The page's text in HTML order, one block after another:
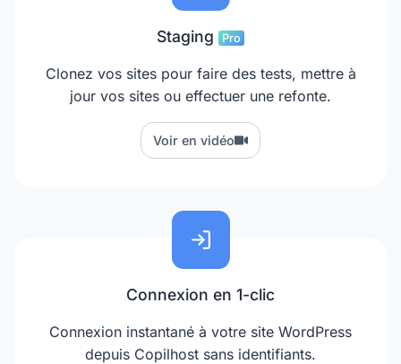
Staging Pro
Clonez vos sites pour faire des tests, mettre à
jour vos sites ou effectuer une refonte.
Voir en vidéo
Connexion en 1-clic
Connexion instantané à votre site WordPress
depuis Copilhost sans identifiants.